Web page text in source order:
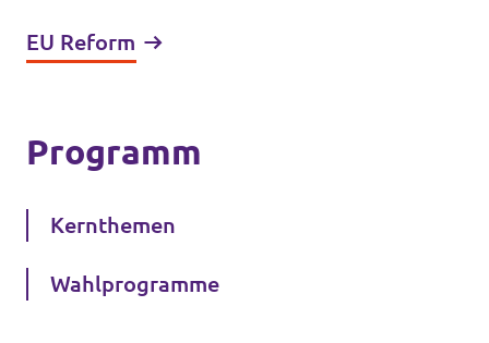
EU Reform
Programm
Kernthemen
Wahlprogramme